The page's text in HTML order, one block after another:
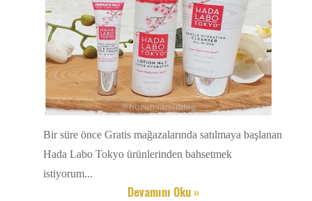
Bir süre önce Gratis mağazalarında satılmaya başlanan
Hada Labo Tokyo ürünlerinden bahsetmek
istiyorum...
Devamını Oku »